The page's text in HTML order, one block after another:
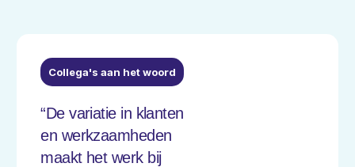
Collega's aan het woord
“De variatie in klanten
en werkzaamheden
maakt het werk bij